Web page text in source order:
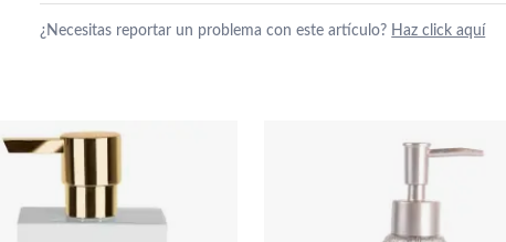
¿Necesitas reportar un problema con este artículo? Haz click aquí